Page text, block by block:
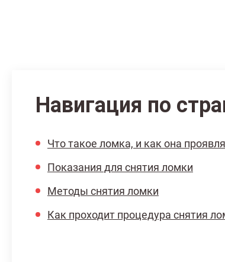
Навигация по
Что такое ломка, и как она
Показания для снятия ломки
Методы снятия ломки
Как проходит процедура снятия